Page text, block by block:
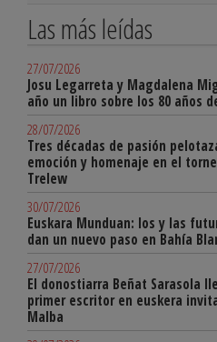
Las más leídas
27/07/2026
Josu Legarreta y Magdalena
año un libro sobre los 80 años
28/07/2026
Tres décadas de pasión
emoción y homenaje en el
Trelew
30/07/2026
Euskara Munduan: los y las
dan un nuevo paso en Bahía
27/07/2026
El donostiarra Beñat Sarasola
primer escritor en euskera
Malba